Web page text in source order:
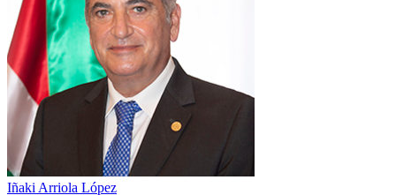
Iñaki Arriola López